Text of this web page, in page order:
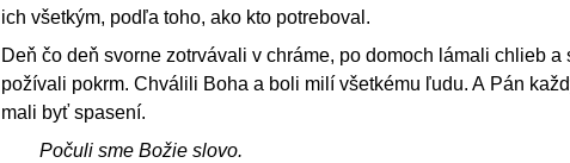
ich všetkým, podľa toho, ako kto potreboval.
Deň čo deň svorne zotrvávali v chráme, po domoch lámali chlieb
požívali pokrm. Chválili Boha a boli milí všetkému ľudu. A Pán
mali byť spasení.
Počuli sme Božie slovo.